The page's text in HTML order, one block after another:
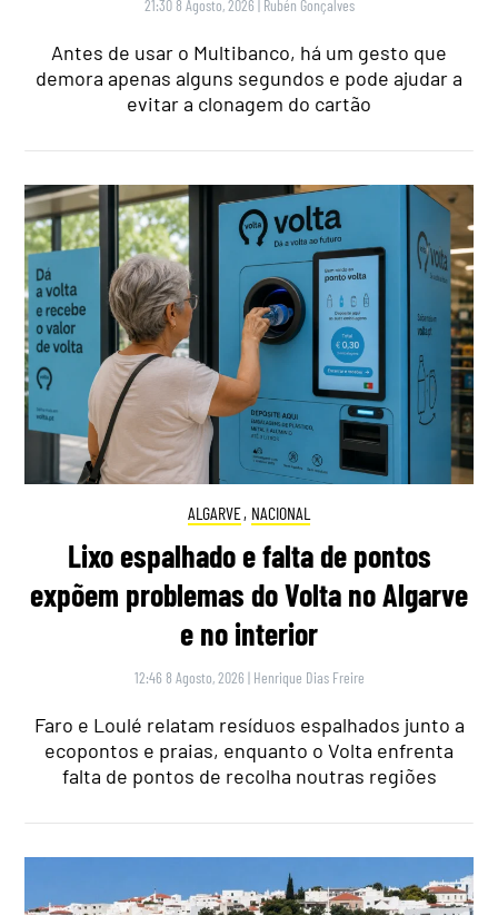
21:30 8 Agosto, 2026 Rubén Gonçalves
Antes de usar o Multibanco, há um gesto que
demora apenas alguns segundos e pode ajudar a
evitar a clonagem do cartão
ALGARVE, NACIONAL
Lixo espalhado e falta de pontos
expõem problemas do Volta no Algarve
e no interior
12:46 8 Agosto, 2026 | Henrique Dias Freire
Faro e Loulé relatam resíduos espalhados junto a
ecopontos e praias, enquanto o Volta enfrenta
falta de pontos de recolha noutras regiões